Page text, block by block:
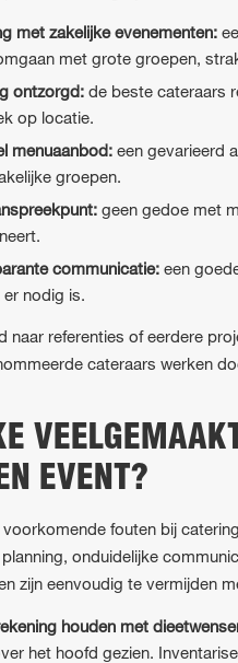
met zakelijke evenementen:
met grote groepen,
ontzorgd: de beste cateraars
op locatie.
menuaanbod: een gevarieerd
groepen.
geen gedoe met
communicatie: een
er nodig is.
naar referenties of eerdere
cateraars werken
EVENT?
fouten bij
onduidelijke
zijn eenvoudig te vermijden
houden met
het hoofd gezien.